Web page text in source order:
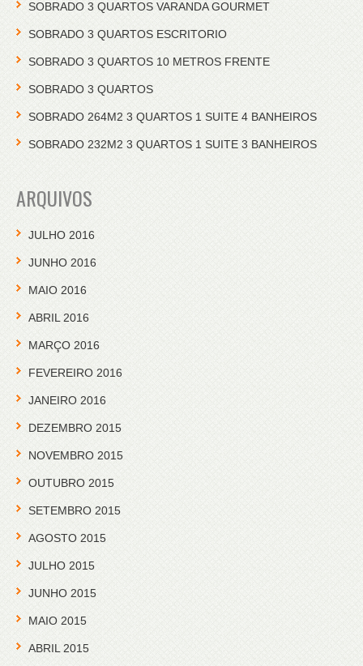
SOBRADO 3 QUARTOS VARANDA GOURMET
SOBRADO 3 QUARTOS ESCRITORIO
SOBRADO 3 QUARTOS 10 METROS FRENTE
SOBRADO 3 QUARTOS
SOBRADO 264M2 3 QUARTOS 1 SUITE 4 BANHEIROS
SOBRADO 232M2 3 QUARTOS 1 SUITE 3 BANHEIROS
ARQUIVOS
JULHO 2016
JUNHO 2016
MAIO 2016
ABRIL 2016
MARÇO 2016
FEVEREIRO 2016
JANEIRO 2016
DEZEMBRO 2015
NOVEMBRO 2015
OUTUBRO 2015
SETEMBRO 2015
AGOSTO 2015
JULHO 2015
JUNHO 2015
MAIO 2015
ABRIL 2015